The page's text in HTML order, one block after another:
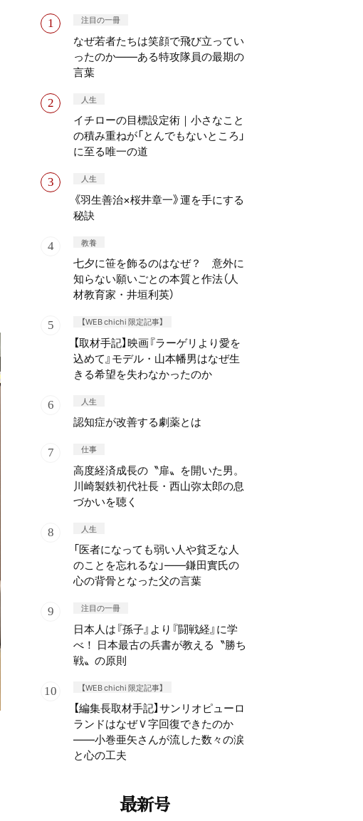
注目の一冊
なぜ若者たちは笑顔で飛び立ってい
ったのか——ある特攻隊員の最期の
言葉
人生
イチローの目標設定術｜小さなこと
の積み重ねが「とんでもないところ」
に至る唯一の道
人生
《羽生善治×桜井章一》運を手にする
秘訣
教養
七夕に笹を飾るのはなぜ？ 意外に
知らない願いごとの本質と作法（人
材教育家・井垣利英）
【WEB chichi 限定記事】
【取材手記】映画『ラーゲリより愛を
込めて』モデル・山本幡男はなぜ生
きる希望を失わなかったのか
人生
認知症が改善する劇薬とは
仕事
高度経済成長の〝扉〟を開いた男。
川崎製鉄初代社長・西山弥太郎の息
づかいを聴く
人生
「医者になっても弱い人や貧乏な人
のことを忘れるな」——鎌田實氏の
心の背骨となった父の言葉
注目の一冊
日本人は『孫子』より『闘戦経』に学
べ！ 日本最古の兵書が教える〝勝ち
戦〟の原則
【WEB chichi 限定記事】
【編集長取材手記】サンリオピューロ
ランドはなぜＶ字回復できたのか
——小巻亜矢さんが流した数々の涙
と心の工夫
最新号